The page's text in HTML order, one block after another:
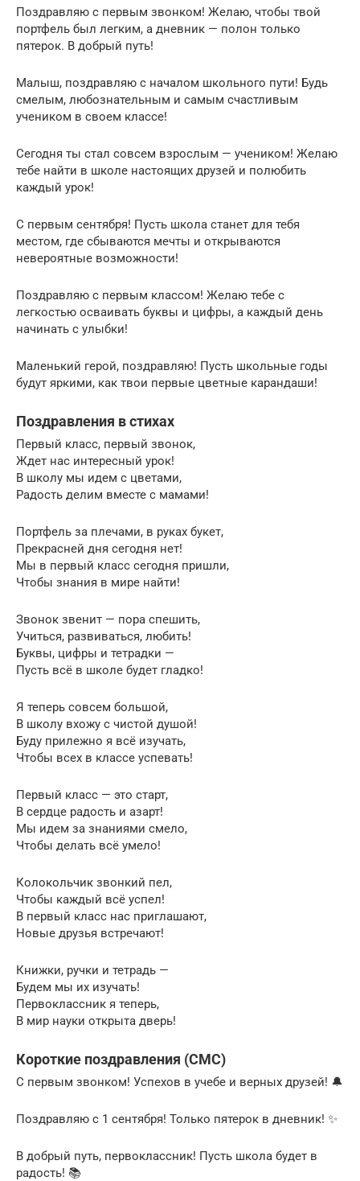
Поздравляю с первым звонком! Желаю, чтобы твой
портфель был легким, а дневник — полон только
пятерок. В добрый путь!
Малыш, поздравляю с началом школьного пути! Будь
смелым, любознательным и самым счастливым
учеником в своем классе!
Сегодня ты стал совсем взрослым — учеником! Желаю
тебе найти в школе настоящих друзей и полюбить
каждый урок!
С первым сентября! Пусть школа станет для тебя
местом, где сбываются мечты и открываются
невероятные возможности!
Поздравляю с первым классом! Желаю тебе с
легкостью осваивать буквы и цифры, а каждый день
начинать с улыбки!
Маленький герой, поздравляю! Пусть школьные годы
будут яркими, как твои первые цветные карандаши!
Поздравления в стихах
Первый класс, первый звонок,
Ждет нас интересный урок!
В школу мы идем с цветами,
Радость делим вместе с мамами!
Портфель за плечами, в руках букет,
Прекрасней дня сегодня нет!
Мы в первый класс сегодня пришли,
Чтобы знания в мире найти!
Звонок звенит — пора спешить,
Учиться, развиваться, любить!
Буквы, цифры и тетрадки —
Пусть всё в школе будет гладко!
Я теперь совсем большой,
В школу вхожу с чистой душой!
Буду прилежно я всё изучать,
Чтобы всех в классе успевать!
Первый класс — это старт,
В сердце радость и азарт!
Мы идем за знаниями смело,
Чтобы делать всё умело!
Колокольчик звонкий пел,
Чтобы каждый всё успел!
В первый класс нас приглашают,
Новые друзья встречают!
Книжки, ручки и тетрадь —
Будем мы их изучать!
Первоклассник я теперь,
В мир науки открыта дверь!
Короткие поздравления (СМС)
С первым звонком! Успехов в учебе и верных друзей! 🔔
Поздравляю с 1 сентября! Только пятерок в дневник! ✨
В добрый путь, первоклассник! Пусть школа будет в
радость! 📚